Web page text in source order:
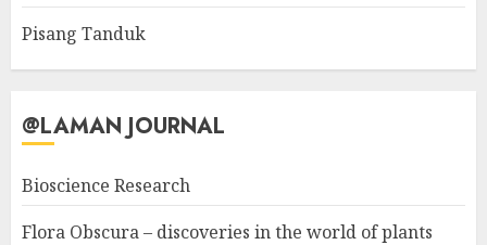
Pisang Tanduk
@LAMAN JOURNAL
Bioscience Research
Flora Obscura – discoveries in the world of plants